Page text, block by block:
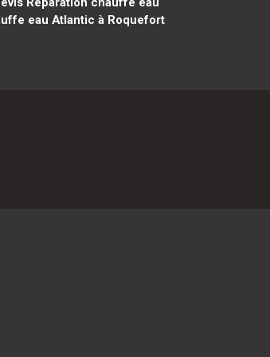
eau Atlantic à Roquefort